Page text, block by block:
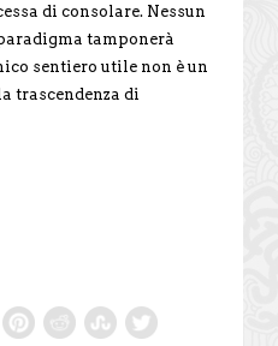
di consolare. Nessun
tamponerà
sentiero utile non è un
trascendenza di